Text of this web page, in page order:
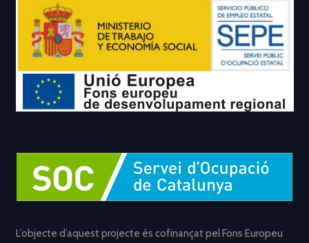
L’objecte d’aquest projecte és cofinançat pel Fons Europeu